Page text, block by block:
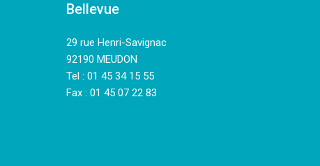
Bellevue
29 rue Henri-Savignac
92190 MEUDON
Tel : 01 45 34 15 55
Fax : 01 45 07 22 83